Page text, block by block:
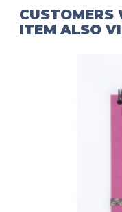
ITEM ALSO